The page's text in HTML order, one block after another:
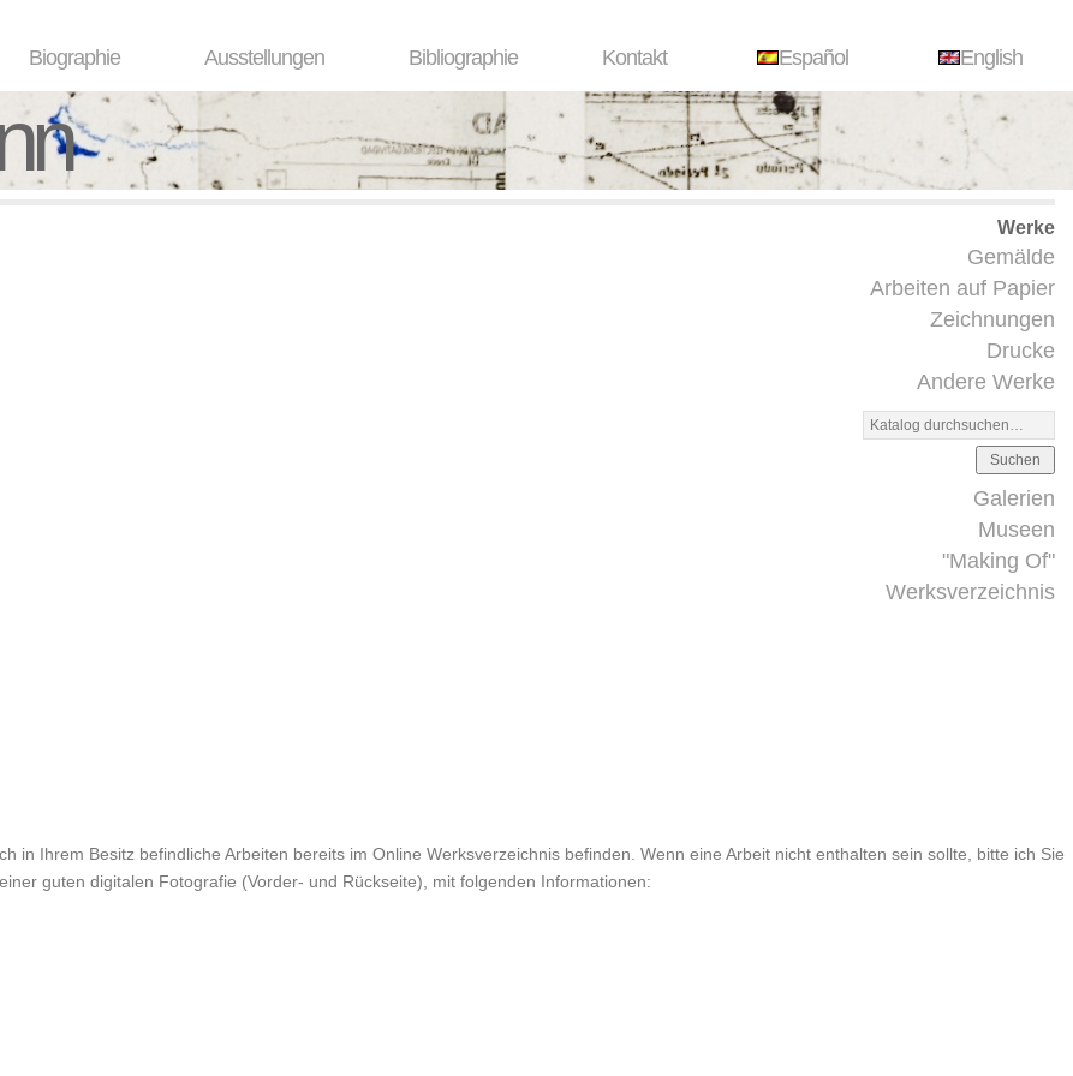
Biographie Ausstellungen Bibliographie Kontakt Español English
Werke
Gemälde
Arbeiten auf Papier
Zeichnungen
Drucke
Andere Werke
Suchen
Galerien
Museen
"Making Of"
Werksverzeichnis
in Ihrem Besitz befindliche Arbeiten bereits im Online Werksverzeichnis befinden. Wenn eine Arbeit nicht enthalten sein sollte, bitte ich Sie
guten digitalen Fotografie (Vorder- und Rückseite), mit folgenden Informationen: